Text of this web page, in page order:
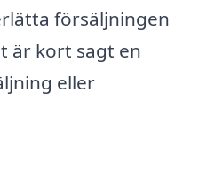
försäljningen
är kort sagt en
eller